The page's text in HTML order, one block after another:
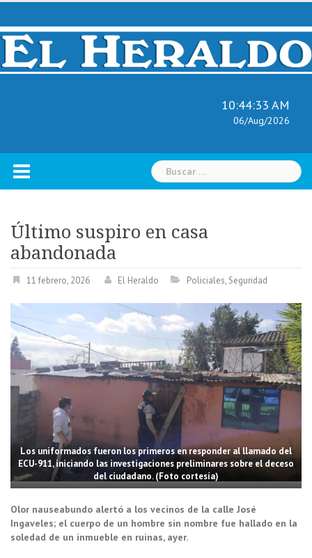
Skip
content
10:44:34 AM
06/Aug/2026
Buscar:
Último suspiro en casa
abandonada
11 febrero, 2026 El Heraldo Policiales, Seguridad
Los uniformados fueron los primeros en responder al llamado del
ECU-911, iniciando las investigaciones preliminares sobre el deceso
del ciudadano. (Foto cortesía)
Olor nauseabundo alertó a los vecinos de la calle José
Ingaveles; el cuerpo de un hombre sin nombre fue hallado en la
soledad de un inmueble en ruinas, ayer.